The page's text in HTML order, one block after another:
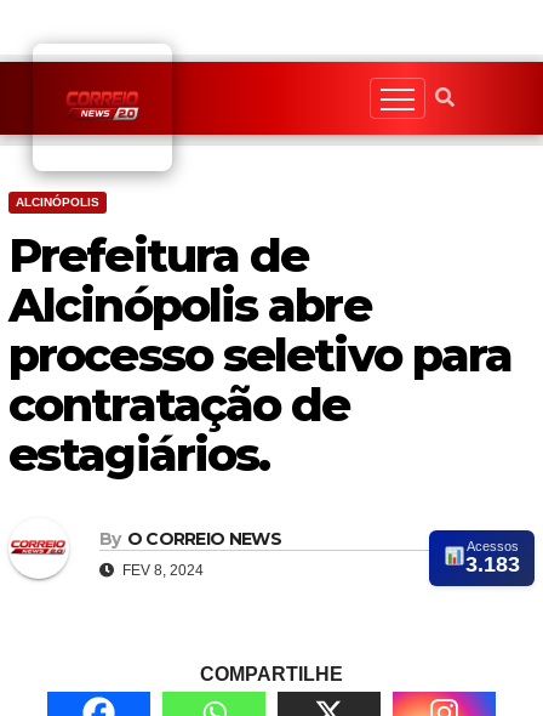
content
ALCINÓPOLIS
Prefeitura de
Alcinópolis abre
processo seletivo para
contratação de
estagiários.
By O CORREIO NEWS
FEV 8, 2024
Acessos
3.183
COMPARTILHE